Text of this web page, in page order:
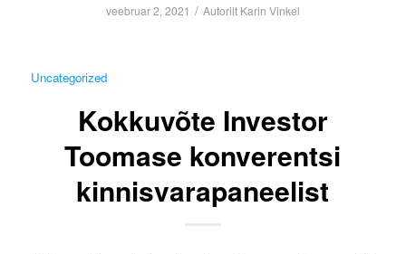
veebruar 2, 2021 / Autorilt Karin Vinkel
Uncategorized
Kokkuvõte Investor
Toomase konverentsi
kinnisvarapaneelist